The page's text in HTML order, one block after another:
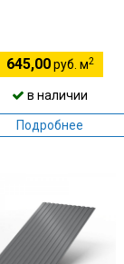
645,00руб. м2
в наличии
Подробнее